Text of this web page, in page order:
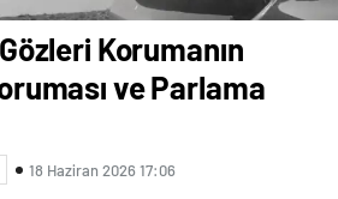
Korumanın
ve Parlama
18 Haziran 2026 17:06